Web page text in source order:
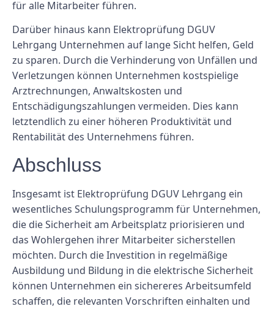
für alle Mitarbeiter führen.
Darüber hinaus kann Elektroprüfung DGUV
Lehrgang Unternehmen auf lange Sicht helfen, Geld
zu sparen. Durch die Verhinderung von Unfällen und
Verletzungen können Unternehmen kostspielige
Arztrechnungen, Anwaltskosten und
Entschädigungszahlungen vermeiden. Dies kann
letztendlich zu einer höheren Produktivität und
Rentabilität des Unternehmens führen.
Abschluss
Insgesamt ist Elektroprüfung DGUV Lehrgang ein
wesentliches Schulungsprogramm für Unternehmen,
die die Sicherheit am Arbeitsplatz priorisieren und
das Wohlergehen ihrer Mitarbeiter sicherstellen
möchten. Durch die Investition in regelmäßige
Ausbildung und Bildung in die elektrische Sicherheit
können Unternehmen ein sichereres Arbeitsumfeld
schaffen, die relevanten Vorschriften einhalten und